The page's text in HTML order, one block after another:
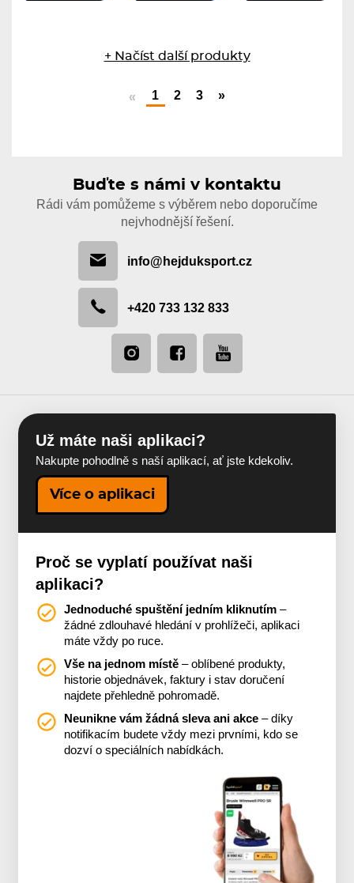
+ Načíst další produkty
« 1 2 3 »
Buďte s námi v kontaktu
Rádi vám pomůžeme s výběrem nebo doporučíme
nejvhodnější řešení.
info@hejduksport.cz
+420 733 132 833
Už máte naši aplikaci?
Nakupte pohodlně s naší aplikací, ať jste kdekoliv.
Více o aplikaci
Proč se vyplatí používat naši
aplikaci?
Jednoduché spuštění jedním kliknutím –
žádné zdlouhavé hledání v prohlížeči, aplikaci
máte vždy po ruce.
Vše na jednom místě – oblíbené produkty,
historie objednávek, faktury i stav doručení
najdete přehledně pohromadě.
Neunikne vám žádná sleva ani akce – díky
notifikacím budete vždy mezi prvními, kdo se
dozví o speciálních nabídkách.